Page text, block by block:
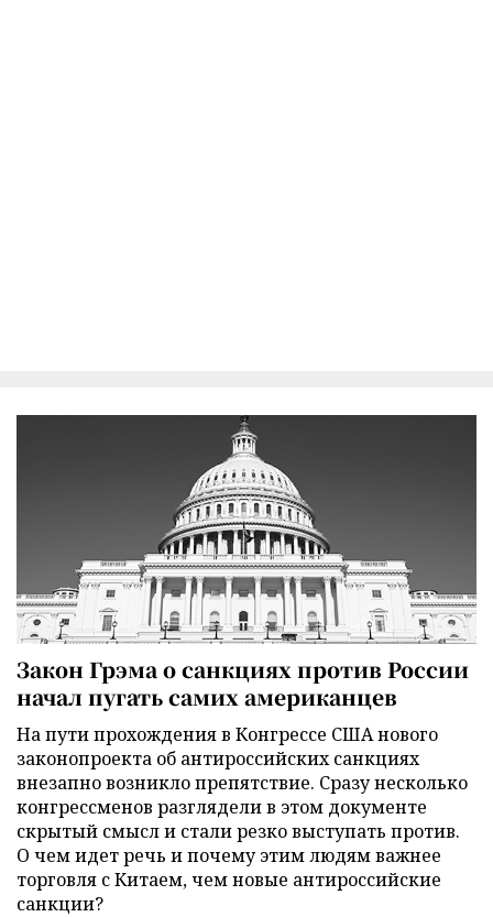
Закон Грэма о санкциях против России
начал пугать самих американцев
На пути прохождения в Конгрессе США нового
законопроекта об антироссийских санкциях
внезапно возникло препятствие. Сразу несколько
конгрессменов разглядели в этом документе
скрытый смысл и стали резко выступать против.
О чем идет речь и почему этим людям важнее
торговля с Китаем, чем новые антироссийские
санкции?